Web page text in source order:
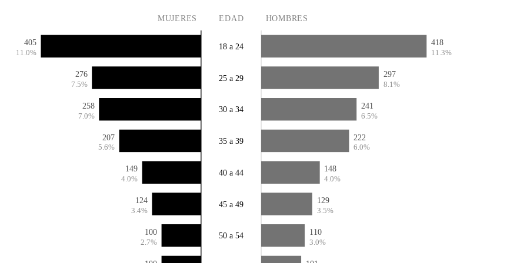
MUJERES EDAD HOMBRES
405
11.0%
418
11.3%
18 a 24
276
7.5%
297
8.1%
25 a 29
258
7.0%
241
6.5%
30 a 34
207
5.6%
222
6.0%
35 a 39
149
4.0%
148
4.0%
40 a 44
124
3.4%
129
3.5%
45 a 49
100
2.7%
110
3.0%
50 a 54